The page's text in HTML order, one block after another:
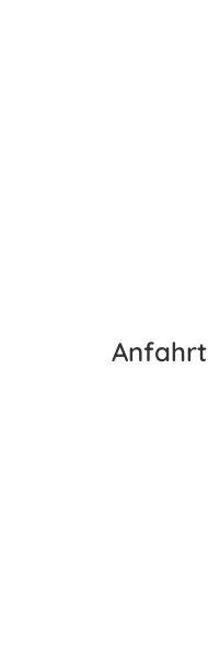
Anfahrt